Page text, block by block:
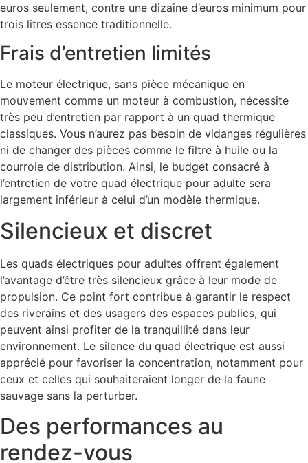
euros seulement, contre une dizaine d’euros minimum pour
trois litres essence traditionnelle.
Frais d’entretien limités
Le moteur électrique, sans pièce mécanique en
mouvement comme un moteur à combustion, nécessite
très peu d’entretien par rapport à un quad thermique
classiques. Vous n’aurez pas besoin de vidanges régulières
ni de changer des pièces comme le filtre à huile ou la
courroie de distribution. Ainsi, le budget consacré à
l’entretien de votre quad électrique pour adulte sera
largement inférieur à celui d’un modèle thermique.
Silencieux et discret
Les quads électriques pour adultes offrent également
l’avantage d’être très silencieux grâce à leur mode de
propulsion. Ce point fort contribue à garantir le respect
des riverains et des usagers des espaces publics, qui
peuvent ainsi profiter de la tranquillité dans leur
environnement. Le silence du quad électrique est aussi
apprécié pour favoriser la concentration, notamment pour
ceux et celles qui souhaiteraient longer de la faune
sauvage sans la perturber.
Des performances au
rendez-vous